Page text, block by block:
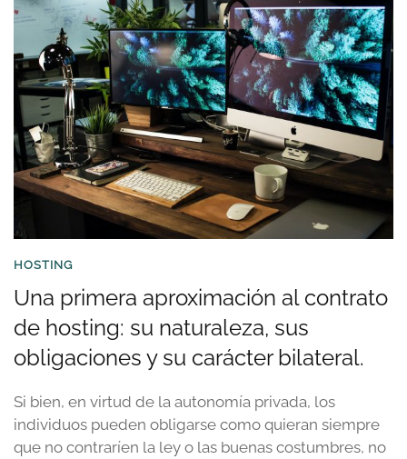
HOSTING
Una primera aproximación al contrato
de hosting: su naturaleza, sus
obligaciones y su carácter bilateral.
Si bien, en virtud de la autonomía privada, los
individuos pueden obligarse como quieran siempre
que no contraríen la ley o las buenas costumbres, no